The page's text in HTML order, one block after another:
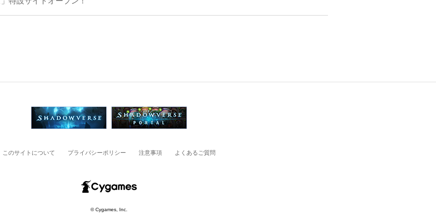
このサイトについて プライバシーポリシー 注意事項 よくあるご質問
© Cygames, Inc.